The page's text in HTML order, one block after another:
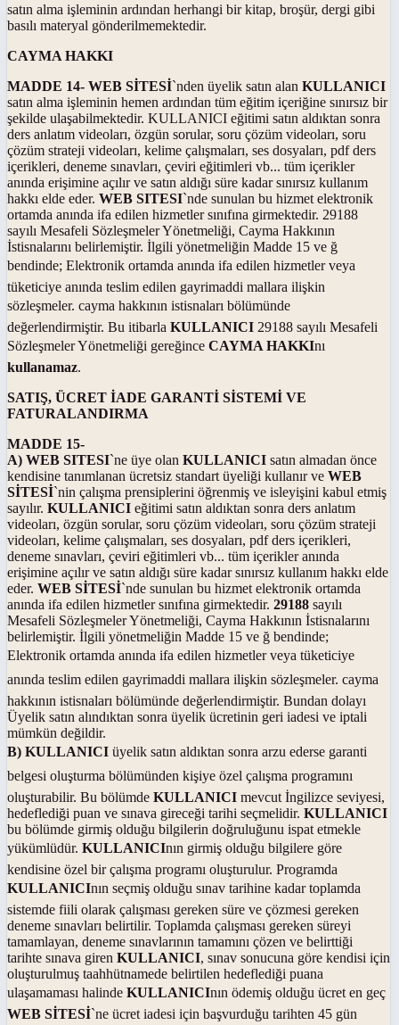
satın alma işleminin ardından herhangi bir kitap, broşür, dergi gibi
basılı materyal gönderilmemektedir.
CAYMA HAKKI
MADDE 14- WEB SİTESİ`nden üyelik satın alan KULLANICI
satın alma işleminin hemen ardından tüm eğitim içeriğine sınırsız bir
şekilde ulaşabilmektedir. KULLANICI eğitimi satın aldıktan sonra
ders anlatım videoları, özgün sorular, soru çözüm videoları, soru
çözüm strateji videoları, kelime çalışmaları, ses dosyaları, pdf ders
içerikleri, deneme sınavları, çeviri eğitimleri vb... tüm içerikler
anında erişimine açılır ve satın aldığı süre kadar sınırsız kullanım
hakkı elde eder. WEB SITESI`nde sunulan bu hizmet elektronik
ortamda anında ifa edilen hizmetler sınıfına girmektedir. 29188
sayılı Mesafeli Sözleşmeler Yönetmeliği, Cayma Hakkının
İstisnalarını belirlemiştir. İlgili yönetmeliğin Madde 15 ve ğ
bendinde; Elektronik ortamda anında ifa edilen hizmetler veya
tüketiciye anında teslim edilen gayrimaddi mallara ilişkin
sözleşmeler. cayma hakkının istisnaları bölümünde
değerlendirmiştir. Bu itibarla KULLANICI 29188 sayılı Mesafeli
Sözleşmeler Yönetmeliği gereğince CAYMA HAKKInı
kullanamaz.
SATIŞ, ÜCRET İADE GARANTİ SİSTEMİ VE
FATURALANDIRMA
MADDE 15-
A) WEB SITESI`ne üye olan KULLANICI satın almadan önce
kendisine tanımlanan ücretsiz standart üyeliği kullanır ve WEB
SİTESİ`nin çalışma prensiplerini öğrenmiş ve isleyişini kabul etmiş
sayılır. KULLANICI eğitimi satın aldıktan sonra ders anlatım
videoları, özgün sorular, soru çözüm videoları, soru çözüm strateji
videoları, kelime çalışmaları, ses dosyaları, pdf ders içerikleri,
deneme sınavları, çeviri eğitimleri vb... tüm içerikler anında
erişimine açılır ve satın aldığı süre kadar sınırsız kullanım hakkı elde
eder. WEB SİTESİ`nde sunulan bu hizmet elektronik ortamda
anında ifa edilen hizmetler sınıfına girmektedir. 29188 sayılı
Mesafeli Sözleşmeler Yönetmeliği, Cayma Hakkının İstisnalarını
belirlemiştir. İlgili yönetmeliğin Madde 15 ve ğ bendinde;
Elektronik ortamda anında ifa edilen hizmetler veya tüketiciye
anında teslim edilen gayrimaddi mallara ilişkin sözleşmeler. cayma
hakkının istisnaları bölümünde değerlendirmiştir. Bundan dolayı
Üyelik satın alındıktan sonra üyelik ücretinin geri iadesi ve iptali
mümkün değildir.
B) KULLANICI üyelik satın aldıktan sonra arzu ederse garanti
belgesi oluşturma bölümünden kişiye özel çalışma programını
oluşturabilir. Bu bölümde KULLANICI mevcut İngilizce seviyesi,
hedeflediği puan ve sınava gireceği tarihi seçmelidir. KULLANICI
bu bölümde girmiş olduğu bilgilerin doğruluğunu ispat etmekle
yükümlüdür. KULLANICInın girmiş olduğu bilgilere göre
kendisine özel bir çalışma programı oluşturulur. Programda
KULLANICInın seçmiş olduğu sınav tarihine kadar toplamda
sistemde fiili olarak çalışması gereken süre ve çözmesi gereken
deneme sınavları belirtilir. Toplamda çalışması gereken süreyi
tamamlayan, deneme sınavlarının tamamını çözen ve belirttiği
tarihte sınava giren KULLANICI, sınav sonucuna göre kendisi için
oluşturulmuş taahhütnamede belirtilen hedeflediği puana
ulaşamaması halinde KULLANICInın ödemiş olduğu ücret en geç
WEB SİTESİ`ne ücret iadesi için başvurduğu tarihten 45 gün